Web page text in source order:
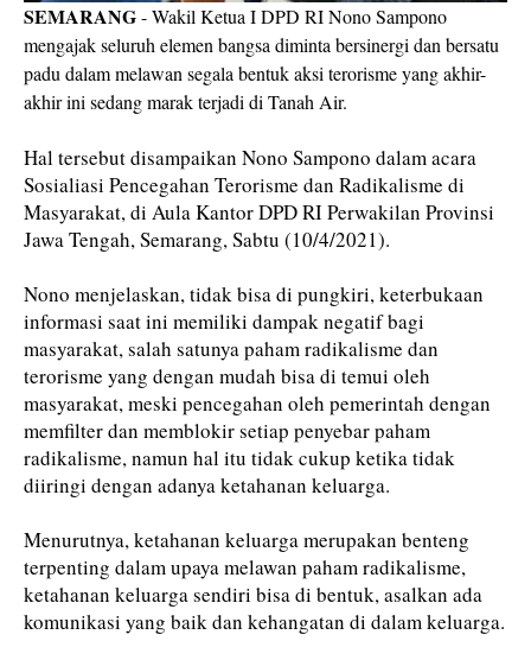
SEMARANG- Wakil Ketua I DPD RI Nono Sampono
mengajak seluruh elemen bangsa diminta bersinergi dan bersatu
padu dalam melawan segala bentuk aksi terorisme yang akhir-
akhir ini sedang marak terjadi di Tanah Air.
Hal tersebut disampaikan Nono Sampono dalam acara
Sosialiasi Pencegahan Terorisme dan Radikalisme di
Masyarakat, di Aula Kantor DPD RI Perwakilan Provinsi
Jawa Tengah, Semarang, Sabtu (10/4/2021).
Nono menjelaskan, tidak bisa di pungkiri, keterbukaan
informasi saat ini memiliki dampak negatif bagi
masyarakat, salah satunya paham radikalisme dan
terorisme yang dengan mudah bisa di temui oleh
masyarakat, meski pencegahan oleh pemerintah dengan
memfilter dan memblokir setiap penyebar paham
radikalisme, namun hal itu tidak cukup ketika tidak
diiringi dengan adanya ketahanan keluarga.
Menurutnya, ketahanan keluarga merupakan benteng
terpenting dalam upaya melawan paham radikalisme,
ketahanan keluarga sendiri bisa di bentuk, asalkan ada
komunikasi yang baik dan kehangatan di dalam keluarga.